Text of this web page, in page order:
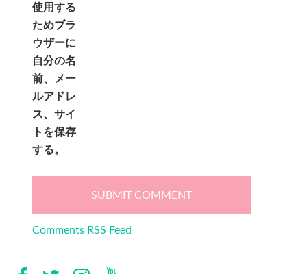
使用する
ためブラ
ウザーに
自分の名
前、メー
ルアドレ
ス、サイ
トを保存
する。
Comments RSS Feed